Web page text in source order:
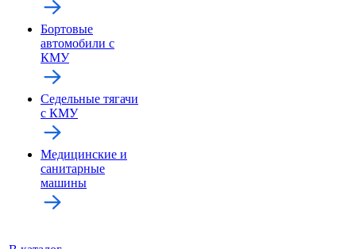
Бортовые
автомобили с
КМУ
Седельные тягачи
с КМУ
Медицинские и
санитарные
машины